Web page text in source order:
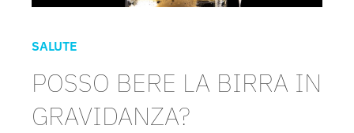
SALUTE
POSSO BERE LA BIRRA IN
GRAVIDANZA?